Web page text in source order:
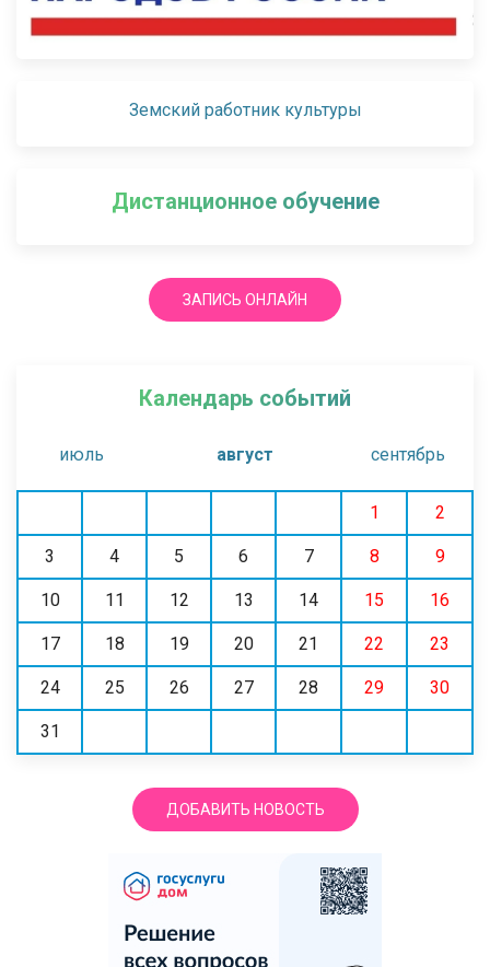
Земский работник культуры
Дистанционное обучение
ЗАПИСЬ ОНЛАЙН
Календарь событий
июль август сентябрь
1 2
3 4 5 6 7 8 9
10 11 12 13 14 15 16
17 18 19 20 21 22 23
24 25 26 27 28 29 30
31
ДОБАВИТЬ НОВОСТЬ